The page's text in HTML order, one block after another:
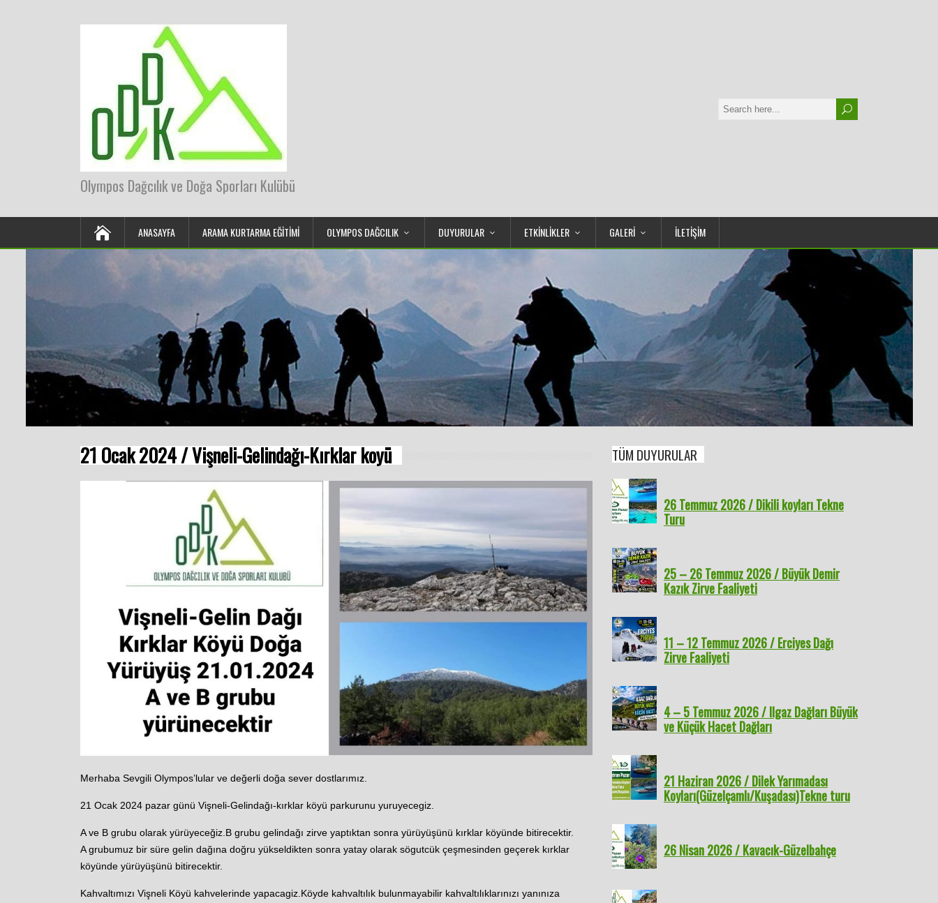
Olympos Dağcılık ve Doğa Sporları Kulübü
ANASAYFA ARAMA KURTARMA EĞITIMI OLYMPOS DAĞCILIK DUYURULAR ETKİNLİKLER GALERİ İLETİŞİM
21 Ocak 2024 / Vişneli-Gelindağı-Kırklar koyü
Merhaba Sevgili Olympos’lular ve değerli doğa sever dostlarımız.
21 Ocak 2024 pazar günü Vişneli-Gelindağı-kırklar köyü parkurunu yuruyecegiz.
A ve B grubu olarak yürüyeceğiz.B grubu gelindağı zirve yaptıktan sonra yürüyüşünü kırklar köyünde bitirecektir.
A grubumuz bir süre gelin dağına doğru yükseldikten sonra yatay olarak sögutcük çeşmesinden geçerek kırklar
köyünde yürüyüşünü bitirecektir.
Kahvaltımızı Vişneli Köyü kahvelerinde yapacagiz.Köyde kahvaltılık bulunmayabilir kahvaltılıklarınızı yanınıza
TÜM DUYURULAR
26 Temmuz 2026 / Dikili koyları Tekne
Turu
25 – 26 Temmuz 2026 / Büyük Demir
Kazık Zirve Faaliyeti
11 – 12 Temmuz 2026 / Erciyes Dağı
Zirve Faaliyeti
4 – 5 Temmuz 2026 / Ilgaz Dağları Büyük
ve Küçük Hacet Dağları
21 Haziran 2026 / Dilek Yarımadası
Koyları(Güzelçamlı/Kuşadası)Tekne turu
26 Nisan 2026 / Kavacık-Güzelbahçe